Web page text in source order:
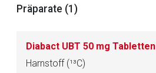
Präparate (1)
Diabact UBT 50 mg Tabletten
Harnstoff (¹³C)